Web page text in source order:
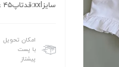
سایزxxl:قدتاپ۴۵ عرض۳۴قدشورتک۳۲ سایزxxxl:قدتاپ۴۷عرض۳۵قدشورتک ۳۴
امکان تحویل
با پست
پیشتاز